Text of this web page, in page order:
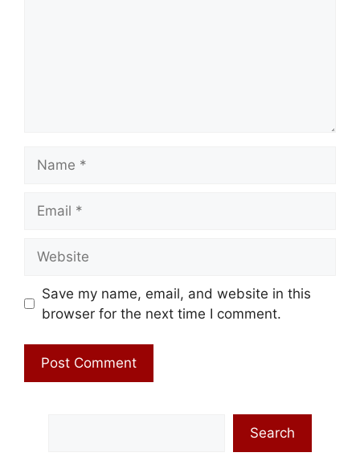
Save my name, email, and website in this
browser for the next time I comment.
Search